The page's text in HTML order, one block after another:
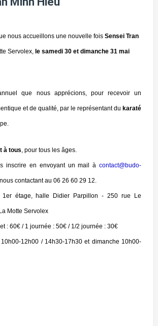
nous accueillons une nouvelle fois Sensei Tran
Servolex, le samedi 30 et dimanche 31 mai
que nous apprécions, pour recevoir un
et de qualité, par le représentant du karaté
à tous, pour tous les âges.
inscrire en envoyant un mail à contact@budo-
contactant au 06 26 60 29 12.
1er étage, halle Didier Parpillon - 250 rue Le
Motte Servolex
: 60€ / 1 journée : 50€ / 1/2 journée : 30€
12h00 / 14h30-17h30 et dimanche 10h00-